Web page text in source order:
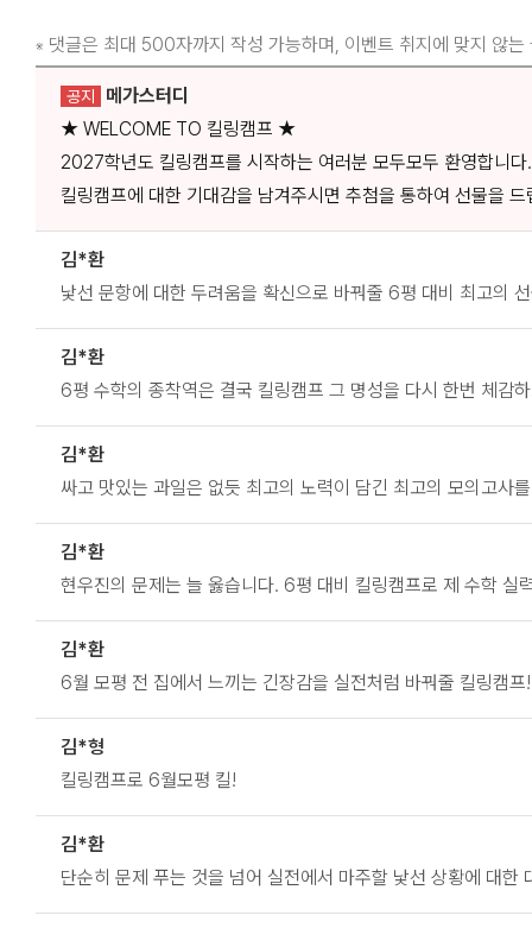
※ 댓글은 최대 500자까지 작성 가능하며, 이벤트 취지에 맞지 않는
공지
메가스터디
★ WELCOME TO 킬링캠프 ★
2027학년도 킬링캠프를 시작하는 여러분 모두모두 환영합니다.
킬링캠프에 대한 기대감을 남겨주시면 추첨을 통하여 선물을 드
김*환
낯선 문항에 대한 두려움을 확신으로 바꿔줄 6평 대비 최고의
김*환
6평 수학의 종착역은 결국 킬링캠프 그 명성을 다시 한번 체감
김*환
싸고 맛있는 과일은 없듯 최고의 노력이 담긴 최고의 모의고사
김*환
현우진의 문제는 늘 옳습니다. 6평 대비 킬링캠프로 제 수학 실
김*환
6월 모평 전 집에서 느끼는 긴장감을 실전처럼 바꿔줄 킬링캠
김*형
킬링캠프로 6월모평 킬!
김*환
단순히 문제 푸는 것을 넘어 실전에서 마주할 낯선 상황에 대